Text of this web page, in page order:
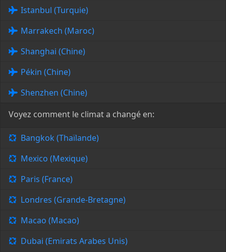
Istanbul (Turquie)
Marrakech (Maroc)
Shanghai (Chine)
Pékin (Chine)
Shenzhen (Chine)
Voyez comment le climat a changé en:
Bangkok (Thaïlande)
Mexico (Mexique)
Paris (France)
Londres (Grande-Bretagne)
Macao (Macao)
Dubai (Emirats Arabes Unis)